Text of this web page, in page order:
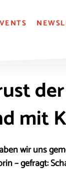
mit
wir uns
– gefragt: